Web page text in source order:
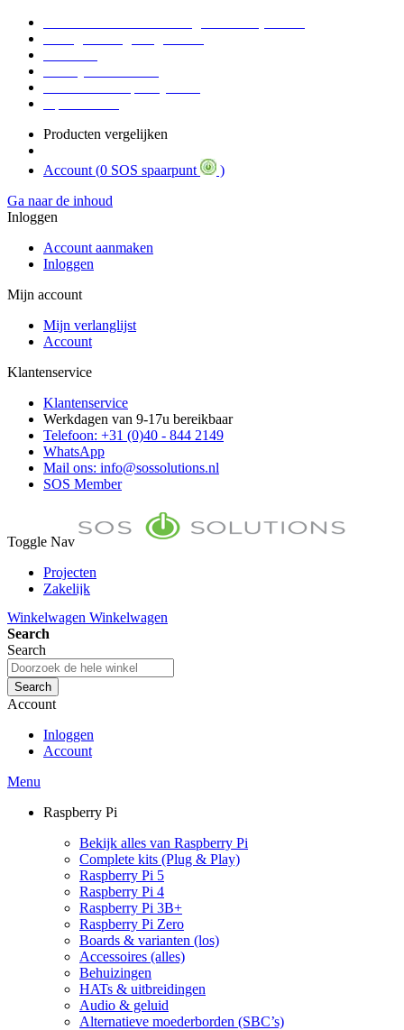
Producten vergelijken
Account (0 SOS spaarpunt
)
Ga naar de inhoud
Inloggen
Account aanmaken
Inloggen
Mijn account
Mijn verlanglijst
Account
Klantenservice
Klantenservice
Werkdagen van 9-17u bereikbaar
Telefoon: +31 (0)40 - 844 2149
WhatsApp
Mail ons: info@sossolutions.nl
SOS Member
Toggle Nav
Projecten
Zakelijk
Toon prijzen Incl. BTW
Toon prijzen Excl. BTW
Winkelwagen Winkelwagen
Search
Search
Search
Account
Inloggen
Account
Menu
Raspberry Pi
Bekijk alles van Raspberry Pi
Complete kits (Plug & Play)
Raspberry Pi 5
Raspberry Pi 4
Raspberry Pi 3B+
Raspberry Pi Zero
Boards & varianten (los)
Accessoires (alles)
Behuizingen
HATs & uitbreidingen
Audio & geluid
Alternatieve moederborden (SBC’s)